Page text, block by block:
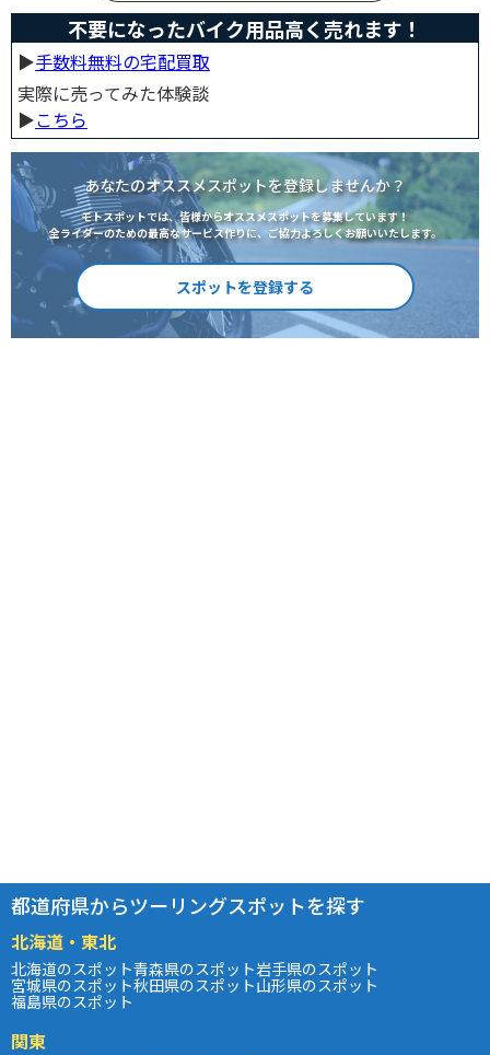
不要になったバイク用品高く売れます！
▶︎手数料無料の宅配買取
実際に売ってみた体験談
▶︎こちら
あなたのオススメスポットを登録しませんか？
モトスポットでは、皆様からオススメスポットを募集しています！
全ライダーのための最高なサービス作りに、ご協力よろしくお願いいたします。
スポットを登録する
都道府県からツーリングスポットを探す
北海道・東北
北海道のスポット青森県のスポット岩手県のスポット
宮城県のスポット秋田県のスポット山形県のスポット
福島県のスポット
関東